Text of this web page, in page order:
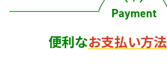
Payment
便利なお支払い方法